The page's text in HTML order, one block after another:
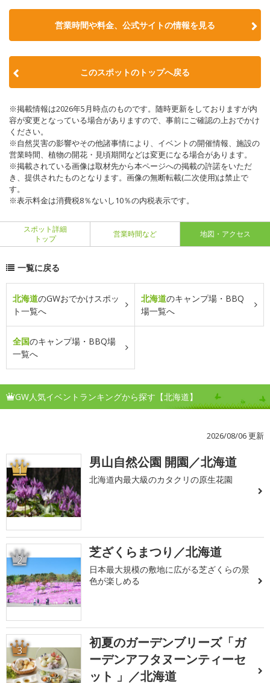
営業時間や料金、公式サイトの情報を見る
このスポットのトップへ戻る
※掲載情報は2026年5月時点のものです。随時更新をしておりますが内
容が変更となっている場合がありますので、事前にご確認の上おでかけ
ください。
※自然災害の影響やその他諸事情により、イベントの開催情報、施設の
営業時間、植物の開花・見頃期間などは変更になる場合があります。
※掲載されている画像は取材先から本ページへの掲載の許諾をいただ
き、提供されたものとなります。画像の無断転載(二次使用)は禁止で
す。
※表示料金は消費税8％ないし10％の内税表示です。
スポット詳細
トップ
営業時間など 地図・アクセス
一覧に戻る
北海道のGWおでかけスポッ
ト一覧へ
北海道のキャンプ場・BBQ
場一覧へ
全国のキャンプ場・BBQ場
一覧へ
GW人気イベントランキングから探す【北海道】
2026/08/06 更新
1 男山自然公園 開園／北海道
北海道内最大級のカタクリの原生花園
2 芝ざくらまつり／北海道
日本最大規模の敷地に広がる芝ざくらの景
色が楽しめる
3
初夏のガーデンブリーズ「ガ
ーデンアフタヌーンティーセ
ット 」／北海道